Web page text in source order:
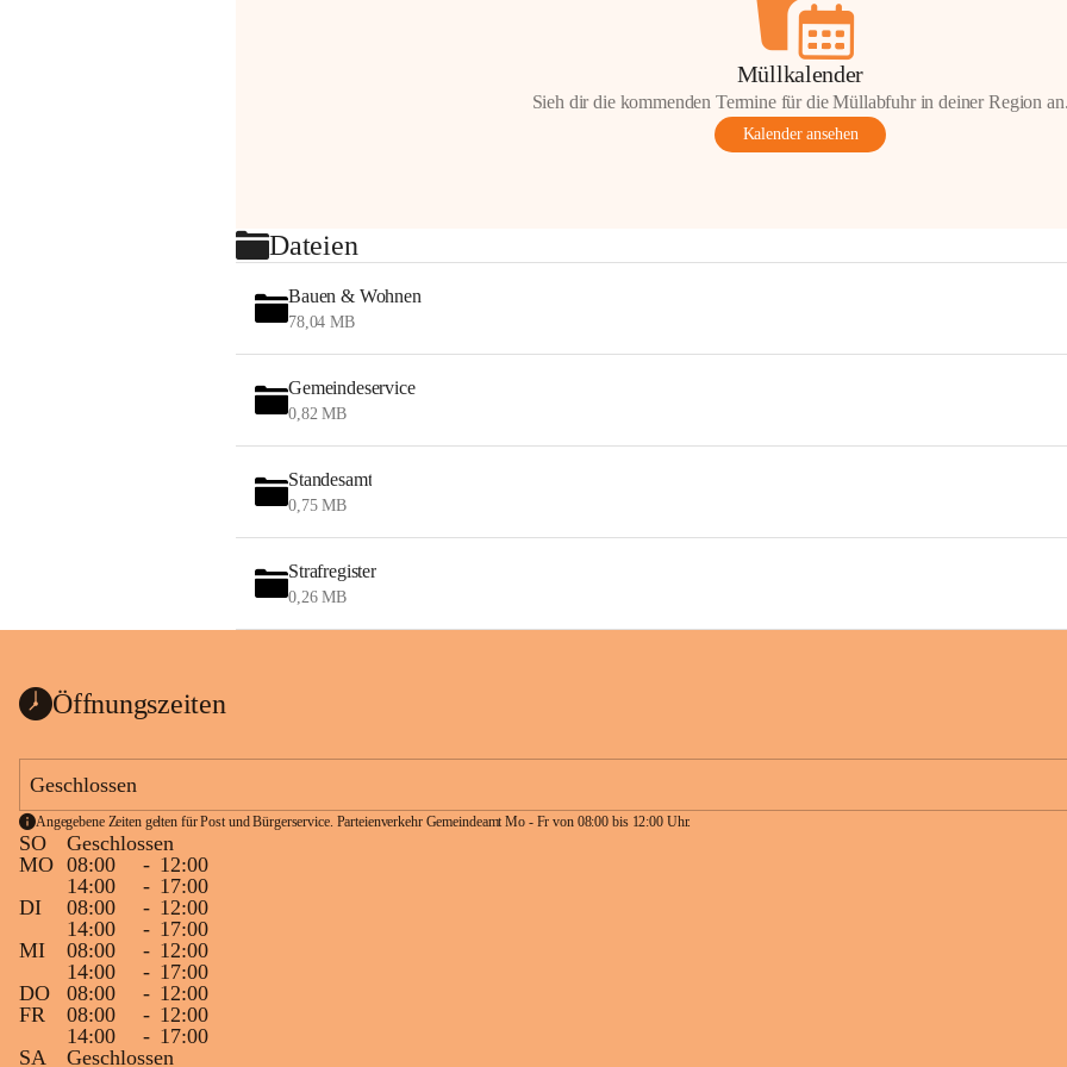
Müllkalender
Sieh dir die kommenden Termine für die Müllabfuhr in deiner Region
Kalender ansehen
Dateien
Bauen & Wohnen
78,04 MB
Gemeindeservice
0,82 MB
Standesamt
0,75 MB
Strafregister
0,26 MB
Öffnungszeiten
Geschlossen
Angegebene Zeiten gelten für Post und Bürgerservice. Parteienverkehr Gemeindeamt Mo - Fr von 08:00 bis 12:00 Uhr.
SO
Geschlossen
MO 08:00 - 12:00
14:00
- 17:00
DI
08:00 - 12:00
14:00
- 17:00
MI
08:00 - 12:00
14:00
- 17:00
DO
08:00 - 12:00
FR
08:00 - 12:00
14:00
- 17:00
SA
Geschlossen